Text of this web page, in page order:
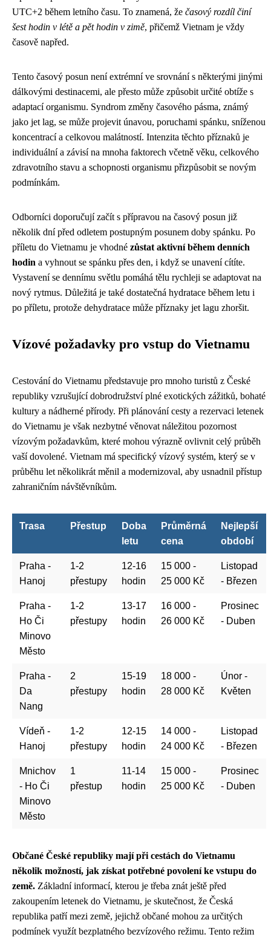
UTC+2 během letního času. To znamená, že časový rozdíl činí
šest hodin v létě a pět hodin v zimě, přičemž Vietnam je vždy
časově napřed.
Tento časový posun není extrémní ve srovnání s některými jinými
dálkovými destinacemi, ale přesto může způsobit určité obtíže s
adaptací organismu. Syndrom změny časového pásma, známý
jako jet lag, se může projevit únavou, poruchami spánku, sníženou
koncentrací a celkovou malátností. Intenzita těchto příznaků je
individuální a závisí na mnoha faktorech včetně věku, celkového
zdravotního stavu a schopnosti organismu přizpůsobit se novým
podmínkám.
Odborníci doporučují začít s přípravou na časový posun již
několik dní před odletem postupným posunem doby spánku. Po
příletu do Vietnamu je vhodné zůstat aktivní během denních
hodin a vyhnout se spánku přes den, i když se unavení cítíte.
Vystavení se dennímu světlu pomáhá tělu rychleji se adaptovat na
nový rytmus. Důležitá je také dostatečná hydratace během letu i
po příletu, protože dehydratace může příznaky jet lagu zhoršit.
Vízové požadavky pro vstup do Vietnamu
Cestování do Vietnamu představuje pro mnoho turistů z České
republiky vzrušující dobrodružství plné exotických zážitků, bohaté
kultury a nádherné přírody. Při plánování cesty a rezervaci letenek
do Vietnamu je však nezbytné věnovat náležitou pozornost
vízovým požadavkům, které mohou výrazně ovlivnit celý průběh
vaší dovolené. Vietnam má specifický vízový systém, který se v
průběhu let několikrát měnil a modernizoval, aby usnadnil přístup
zahraničním návštěvníkům.
Trasa Přestup
Doba
letu
Průměrná
cena
Nejlepší
období
Praha -
Hanoj
1-2
přestupy
12-16
hodin
15 000 -
25 000 Kč
Listopad
- Březen
Praha -
Ho Či
Minovo
Město
1-2
přestupy
13-17
hodin
16 000 -
26 000 Kč
Prosinec
- Duben
Praha -
Da
Nang
2
přestupy
15-19
hodin
18 000 -
28 000 Kč
Únor -
Květen
Vídeň -
Hanoj
1-2
přestupy
12-15
hodin
14 000 -
24 000 Kč
Listopad
- Březen
Mnichov
- Ho Či
Minovo
Město
1
přestup
11-14
hodin
15 000 -
25 000 Kč
Prosinec
- Duben
Občané České republiky mají při cestách do Vietnamu
několik možností, jak získat potřebné povolení ke vstupu do
země. Základní informací, kterou je třeba znát ještě před
zakoupením letenek do Vietnamu, je skutečnost, že Česká
republika patří mezi země, jejichž občané mohou za určitých
podmínek využít bezplatného bezvízového režimu. Tento režim